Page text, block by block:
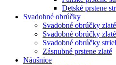
Detské prstene
Svadobné obrúčky
Svadobné obrúčky
Svadobné obrúčky zlaté
Svadobné obrúčky
Zásnubné prstene zlaté
Náušnice